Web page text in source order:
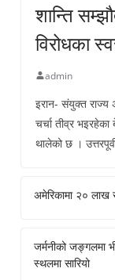
शान्ति
विरोधका
admin
इरान- संयुक्त राज्य
चर्चा तीव्र भइरहेका
थालेको छ ।
अमेरिकामा २० लाख
जर्मनीको जङ्गलमा
स्थलमा सारियो